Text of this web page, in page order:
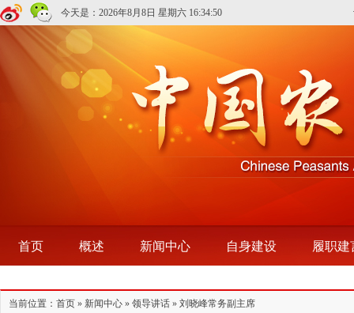
今天是： 2026年8月8日 星期六 16:34:50
首页 概述 新闻中心 自身建设 履职建
当前位置： 首页 » 新闻中心 » 领导讲话 » 刘晓峰常务副主席